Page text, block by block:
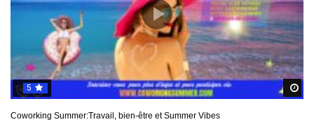
5
Coworking Summer:Travail, bien-être et Summer Vibes